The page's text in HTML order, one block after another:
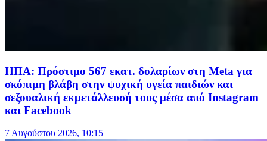
ΗΠΑ: Πρόστιμο 567 εκατ. δολαρίων στη Meta για
σκόπιμη βλάβη στην ψυχική υγεία παιδιών και
σεξουαλική εκμετάλλευσή τους μέσα από Instagram
και Facebook
7 Αυγούστου 2026, 10:15